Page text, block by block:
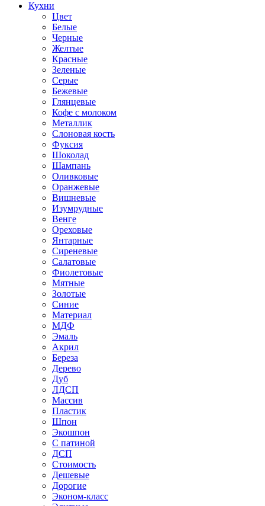
Кухни
Цвет
Белые
Черные
Желтые
Красные
Зеленые
Серые
Бежевые
Глянцевые
Кофе с молоком
Металлик
Слоновая кость
Фуксия
Шоколад
Шампань
Оливковые
Оранжевые
Вишневые
Изумрудные
Венге
Ореховые
Янтарные
Сиреневые
Салатовые
Фиолетовые
Мятные
Золотые
Синие
Материал
МДФ
Эмаль
Акрил
Береза
Дерево
Дуб
ЛДСП
Массив
Пластик
Шпон
Экошпон
С патиной
ДСП
Стоимость
Дешевые
Дорогие
Эконом-класс